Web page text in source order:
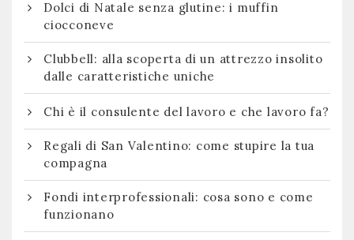
Dolci di Natale senza glutine: i muffin
ciocconeve
Clubbell: alla scoperta di un attrezzo insolito
dalle caratteristiche uniche
Chi è il consulente del lavoro e che lavoro fa?
Regali di San Valentino: come stupire la tua
compagna
Fondi interprofessionali: cosa sono e come
funzionano